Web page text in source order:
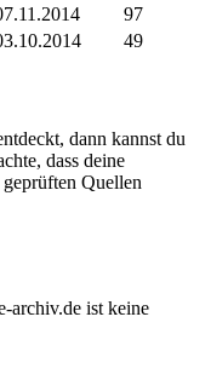
97
49
dann kannst du
dass deine
Quellen
archiv.de ist keine